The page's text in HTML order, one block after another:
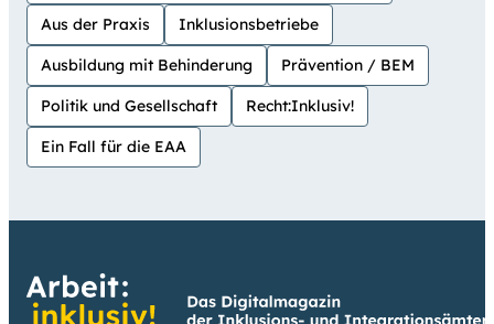
Aus der Praxis Inklusionsbetriebe
Ausbildung mit Behinderung Prävention / BEM
Politik und Gesellschaft Recht:Inklusiv!
Ein Fall für die EAA